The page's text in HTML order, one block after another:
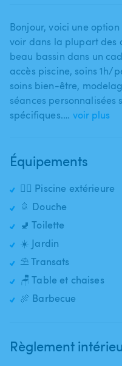
Bonjour​,​ voici une
voir dans la plupart des
beau bassin dans un
accès piscine​,​ soins 1h​/​
soins bien-être​,​
séances personnalisées
spécifiques.… voir plus
Équipements
🏊‍♂️ Piscine extérieure
🚿 Douche
🚽 Toilette
☀️ Jardin
⛱️ Transats
🪑 Table et chaises
🍖 Barbecue
Règlement